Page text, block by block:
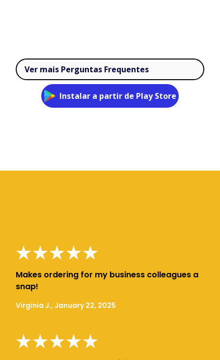
Ver mais Perguntas Frequentes
Instalar a partir de Play Store
Makes ordering for my business colleagues a
snap!
Virginia J., January 22, 2025